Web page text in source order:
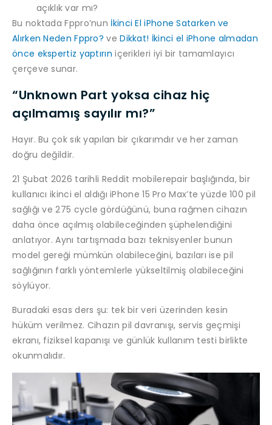
açıklık var mı?
Bu noktada Fppro’nun İkinci El iPhone Satarken ve
Alırken Neden Fppro? veDikkat! İkinci el iPhone almadan
önce ekspertiz yaptırın içerikleri iyi bir tamamlayıcı
çerçeve sunar.
“Unknown Part yoksa cihaz hiç
açılmamış sayılır mı?”
Hayır. Bu çok sık yapılan bir çıkarımdır ve her zaman
doğru değildir.
21 Şubat 2026 tarihli Reddit mobilerepair başlığında, bir
kullanıcı ikinci el aldığı iPhone 15 Pro Max’te yüzde 100 pil
sağlığı ve 275 cycle gördüğünü, buna rağmen cihazın
daha önce açılmış olabileceğinden şüphelendiğini
anlatıyor. Aynı tartışmada bazı teknisyenler bunun
model gereği mümkün olabileceğini, bazıları ise pil
sağlığının farklı yöntemlerle yükseltilmiş olabileceğini
söylüyor.
Buradaki esas ders şu: tek bir veri üzerinden kesin
hüküm verilmez. Cihazın pil davranışı, servis geçmişi
ekranı, fiziksel kapanışı ve günlük kullanım testi birlikte
okunmalıdır.